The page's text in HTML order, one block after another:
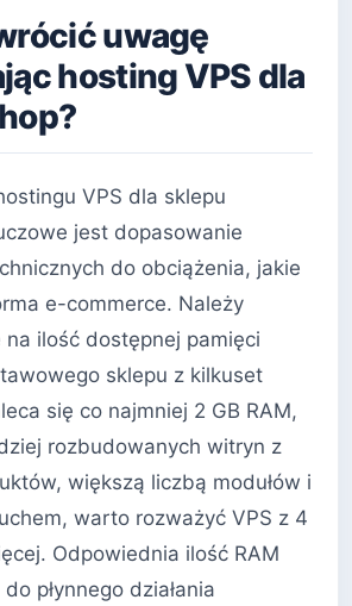
uwagę
hosting VPS dla
VPS dla sklepu
jest dopasowanie
do obciążenia, jakie
e-commerce. Należy
ilość dostępnej pamięci
sklepu z kilkuset
się co najmniej 2 GB RAM,
rozbudowanych witryn z
większą liczbą modułów i
warto rozważyć VPS z 4
Odpowiednia ilość RAM
płynnego działania